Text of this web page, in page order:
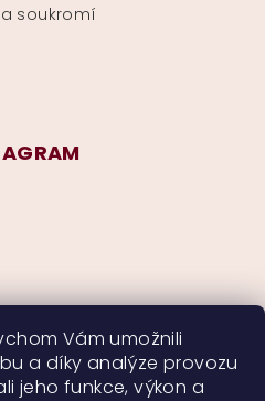
Vám umožnili
a díky analýze provozu
jeho funkce, výkon a
soukromí
na Instagramu